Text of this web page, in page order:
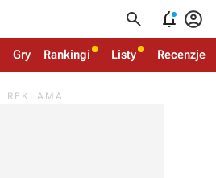
  
Gry Rankingi Listy Recenzje